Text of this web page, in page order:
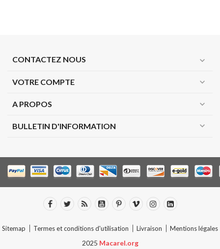
CONTACTEZ NOUS expand_more
VOTRE COMPTE expand_more
A PROPOS expand_more
BULLETIN D'INFORMATION expand_more
Sitemap Termes et conditions d'utilisation Livraison Mentions légales
2025 Macarel.org